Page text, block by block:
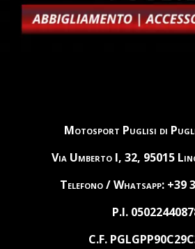
Motosport Puglisi di
Via Umberto I, 32, 95015
Telefono / Whatsapp: +39
P.I.
C.F.